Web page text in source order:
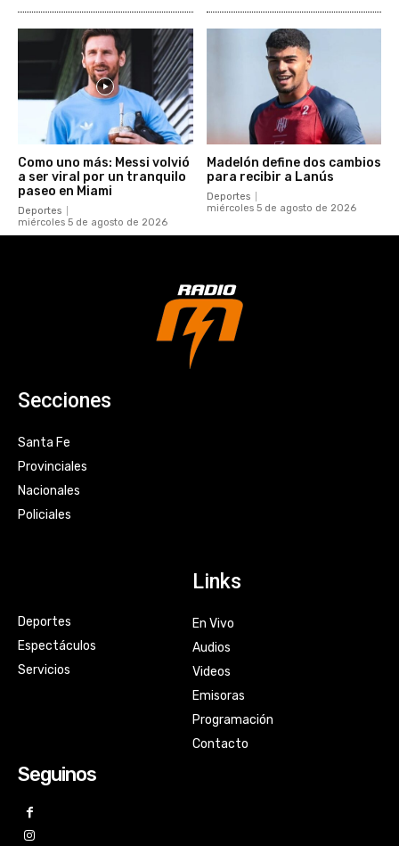
Como uno más: Messi volvió
a ser viral por un tranquilo
paseo en Miami
Deportes
miércoles 5 de agosto de 2026
Madelón define dos cambios
para recibir a Lanús
Deportes
miércoles 5 de agosto de 2026
Secciones
Santa Fe
Provinciales
Nacionales
Policiales
Deportes
Espectáculos
Servicios
Links
En Vivo
Audios
Videos
Emisoras
Programación
Contacto
Seguinos